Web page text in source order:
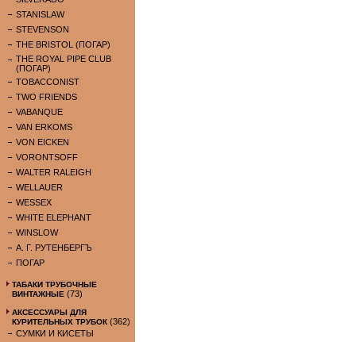
STANISLAW
STEVENSON
THE BRISTOL (ПОГАР)
THE ROYAL PIPE CLUB
(ПОГАР)
TOBACCONIST
TWO FRIENDS
VABANQUE
VAN ERKOMS
VON EICKEN
VORONTSOFF
WALTER RALEIGH
WELLAUER
WESSEX
WHITE ELEPHANT
WINSLOW
А. Г. РУТЕНБЕРГЪ
ПОГАР
ТАБАКИ ТРУБОЧНЫЕ
ВИНТАЖНЫЕ (73)
АКСЕССУАРЫ ДЛЯ
КУРИТЕЛЬНЫХ ТРУБОК (362)
СУМКИ И КИСЕТЫ